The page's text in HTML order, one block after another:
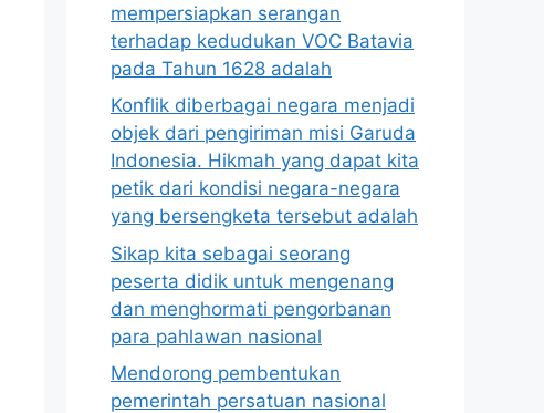
mempersiapkan serangan
terhadap kedudukan VOC Batavia
pada Tahun 1628 adalah
Konflik diberbagai negara menjadi
objek dari pengiriman misi Garuda
Indonesia. Hikmah yang dapat kita
petik dari kondisi negara-negara
yang bersengketa tersebut adalah
Sikap kita sebagai seorang
peserta didik untuk mengenang
dan menghormati pengorbanan
para pahlawan nasional
Mendorong pembentukan
pemerintah persatuan nasional